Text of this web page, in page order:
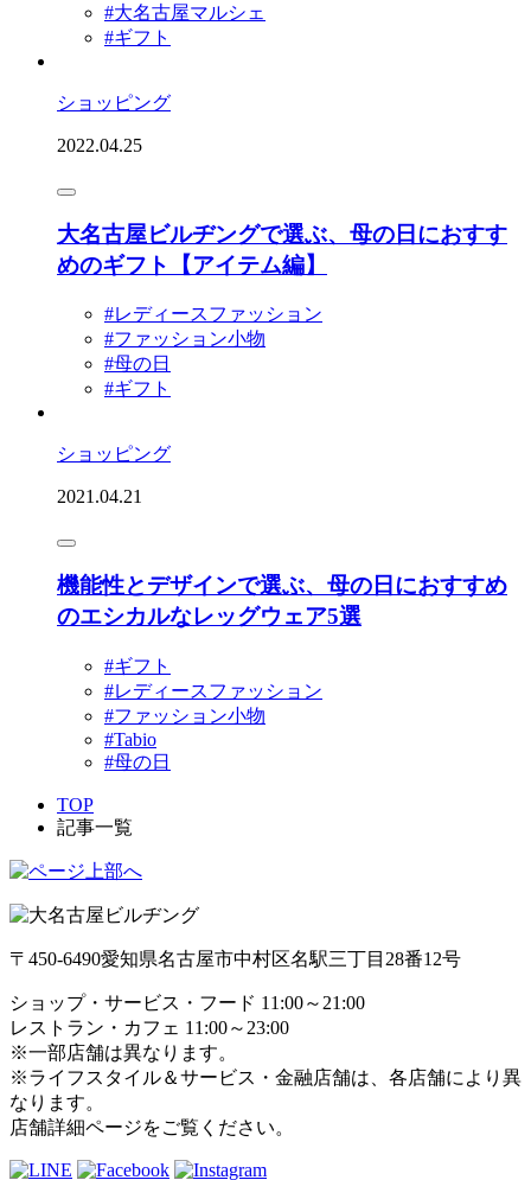
#大名古屋マルシェ
#ギフト
ショッピング
2022.04.25
大名古屋ビルヂングで選ぶ、母の日におすす
めのギフト【アイテム編】
#レディースファッション
#ファッション小物
#母の日
#ギフト
ショッピング
2021.04.21
機能性とデザインで選ぶ、母の日におすすめ
のエシカルなレッグウェア5選
#ギフト
#レディースファッション
#ファッション小物
#Tabio
#母の日
TOP
記事一覧
〒450-6490愛知県名古屋市中村区名駅三丁目28番12号
ショップ・サービス・フード 11:00～21:00
レストラン・カフェ 11:00～23:00
※一部店舗は異なります。
※ライフスタイル＆サービス・金融店舗は、各店舗により異
なります。
店舗詳細ページをご覧ください。